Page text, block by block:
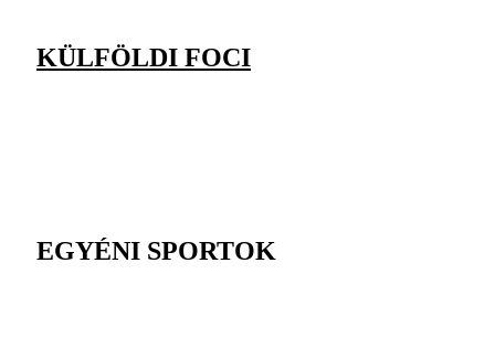
KÜLFÖLDI FOCI
EGYÉNI SPORTOK